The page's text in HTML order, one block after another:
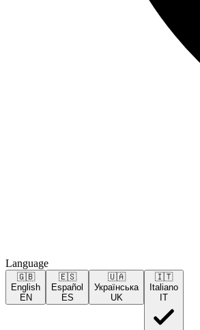
Language
🇬🇧
English
EN
🇪🇸
Español
ES
🇺🇦
Українська
UK
🇮🇹
Italiano
IT